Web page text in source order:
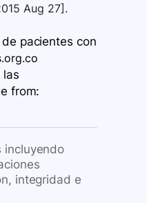
Aug 27].
pacientes con
las
from:
incluyendo
integridad e